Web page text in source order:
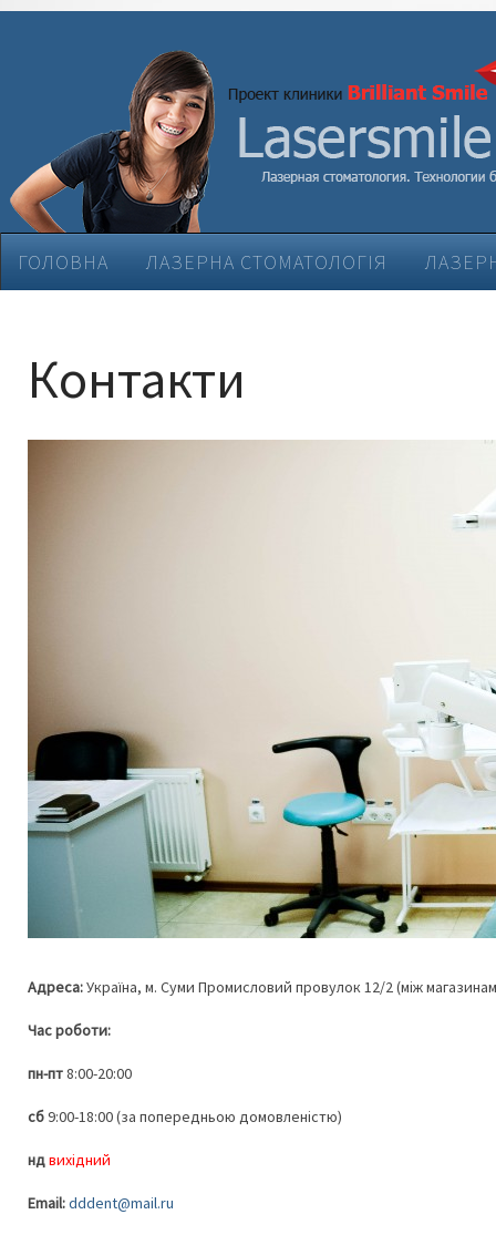
ГОЛОВНА ЛАЗЕРНА СТОМАТОЛОГІЯ
ЕСТЕТИЧНА СТОМАТОЛОГІЯ
ЛІКУВАННЯ
Контакти
Адреса:Україна, м. Суми Промисловий провулок 12/2 (між
Час роботи:
пн-пт8:00-20:00
сб9:00-18:00 (за попередньою домовленістю)
ндвихідний
Email:dddent@mail.ru